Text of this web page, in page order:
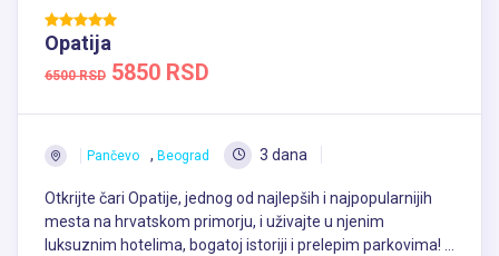
Opatija
6500 RSD 5850 RSD
Pančevo , Beograd 3 dana
Otkrijte čari Opatije, jednog od najlepših i najpopularnijih
mesta na hrvatskom primorju, i uživajte u njenim
luksuznim hotelima, bogatoj istoriji i prelepim parkovima! ...